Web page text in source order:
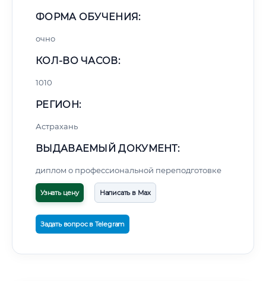
ФОРМА ОБУЧЕНИЯ:
очно
КОЛ-ВО ЧАСОВ:
1010
РЕГИОН:
Астрахань
ВЫДАВАЕМЫЙ ДОКУМЕНТ:
диплом о профессиональной переподготовке
Узнать цену Написать в Max
Задать вопрос в Telegram